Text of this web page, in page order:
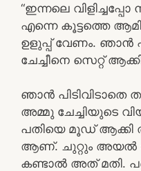
“ഇന്നലെ വിളിച്ചപ്പോ
എന്നെ കൂട്ടത്തെ
ഉളുപ്പ് വേണം. ഞാൻ
ചേച്ചീനെ സെറ്റ്
ഞാൻ പിടിവിടാതെ
അമ്മു ചേച്ചിയുടെ
പതിയെ മൂഡ് ആക്കി
ആണ്. ചുറ്റും അയൽ
കണ്ടാൽ അത് മതി.